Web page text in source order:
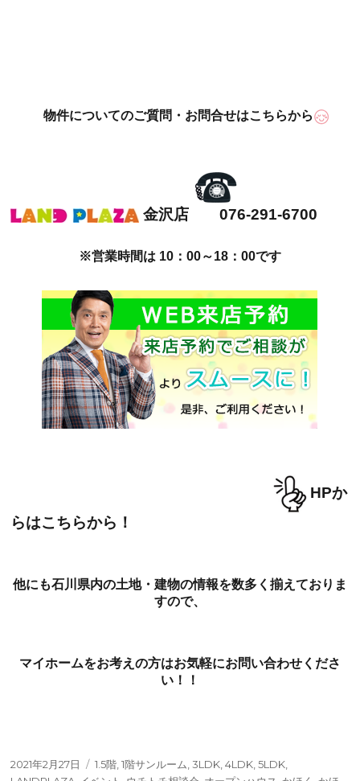
物件についてのご質問・お問合せはこちらから
金沢店 076-291-6700
※営業時間は 10：00～18：00です
HPか
らはこちらから！
他にも石川県内の土地・建物の情報を数多く揃えておりま
すので、
マイホームをお考えの方はお気軽にお問い合わせくださ
い！！
投
2021年2月27日
タ
1.5階 ,1階サンルーム ,3LDK ,4LDK ,5LDK